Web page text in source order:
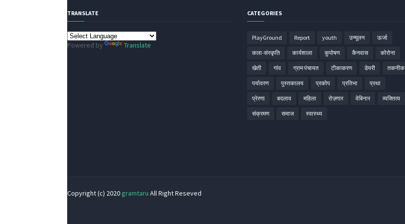
TRANSLATE
Powered by Translate
CATEGORIES
PlayGround Report youth उन्मूलन ऊर्जा
कला-संस्कृति कार्यशाला कुपोषण कैनवास कोरोना
खेती गांव ग्राम पंचायत टीकाकरण डेयरी तकनीक
पर्यावरण पुस्तकालय प्रकोप प्रतिभा प्रथा
प्रेरणा बदलाव महिला रोज़गार वेबिनार व्यक्तित्व
संक्रमण समाज स्वास्थ्य
Copyright (c) 2020 gramtaru All Right Reseved